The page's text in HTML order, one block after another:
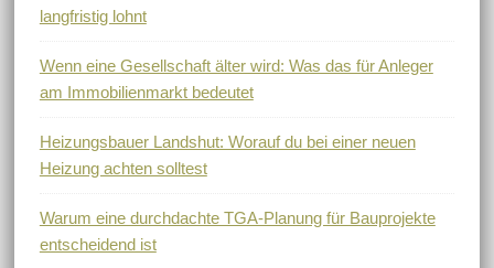
langfristig lohnt
Wenn eine Gesellschaft älter wird: Was das für Anleger
am Immobilienmarkt bedeutet
Heizungsbauer Landshut: Worauf du bei einer neuen
Heizung achten solltest
Warum eine durchdachte TGA-Planung für Bauprojekte
entscheidend ist